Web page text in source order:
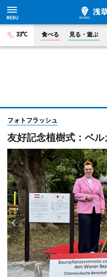
33°C 食べる 見る・遊ぶ
フォトフラッシュ
友好記念植樹式：ベ